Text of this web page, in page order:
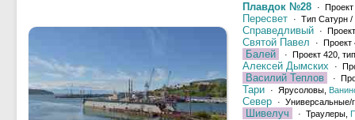
Плавдок №28 ·
Пересвет · Тип Сатурн /
Справедливый ·
Святой Павел ·
Балей · Проект 420,
Алексей Дымских ·
Василий Теплов ·
Тари · Ярусоловы,
Север · Универсальные/
Шивелуч · Траулеры,